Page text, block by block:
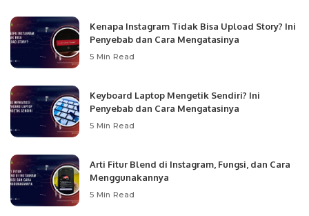
Kenapa Instagram Tidak Bisa Upload Story? Ini
Penyebab dan Cara Mengatasinya
5 Min Read
Keyboard Laptop Mengetik Sendiri? Ini
Penyebab dan Cara Mengatasinya
5 Min Read
Arti Fitur Blend di Instagram, Fungsi, dan Cara
Menggunakannya
5 Min Read